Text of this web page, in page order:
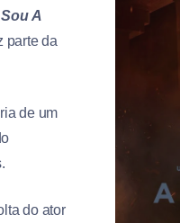
A
parte da
de um
do ator